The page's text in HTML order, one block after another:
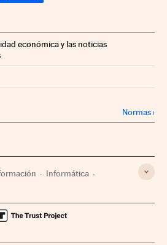
económica y las noticias
en Facebook
Días en Twitter
Normas›
Informática
Comunicaciones